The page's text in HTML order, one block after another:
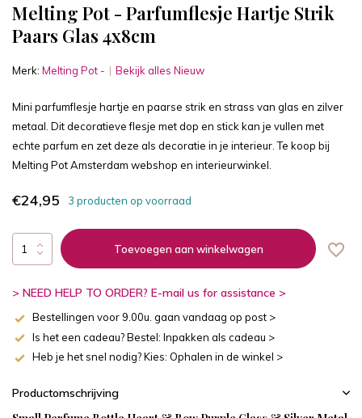
Melting Pot - Parfumflesje Hartje Strik
Paars Glas 4x8cm
Merk: Melting Pot - Bekijk alles Nieuw
Mini parfumflesje hartje en paarse strik en strass van glas en zilver
metaal. Dit decoratieve flesje met dop en stick kan je vullen met
echte parfum en zet deze als decoratie in je interieur. Te koop bij
Melting Pot Amsterdam webshop en interieurwinkel.
€24,95 3 producten op voorraad
Toevoegen aan winkelwagen
> NEED HELP TO ORDER? E-mail us for assistance >
Bestellingen voor 9.00u. gaan vandaag op post >
Is het een cadeau? Bestel: Inpakken als cadeau >
Heb je het snel nodig? Kies: Ophalen in de winkel >
Productomschrijving